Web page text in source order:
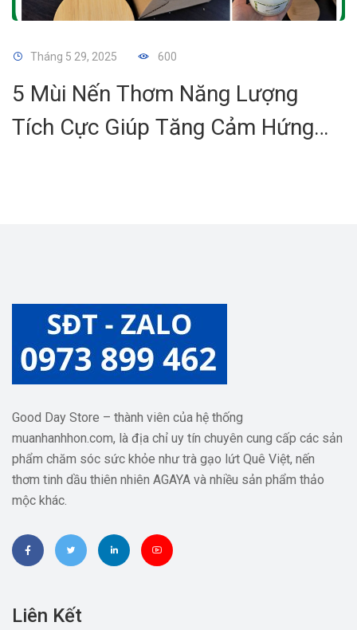
Tháng 5 29, 2025 600
5 Mùi Nến Thơm Năng Lượng
Tích Cực Giúp Tăng Cảm Hứng
Good Day Store – thành viên của hệ thống
muanhanhhon.com, là địa chỉ uy tín chuyên cung cấp các sản
phẩm chăm sóc sức khỏe như trà gạo lứt Quê Việt, nến
thơm tinh dầu thiên nhiên AGAYA và nhiều sản phẩm thảo
mộc khác.
Liên Kết